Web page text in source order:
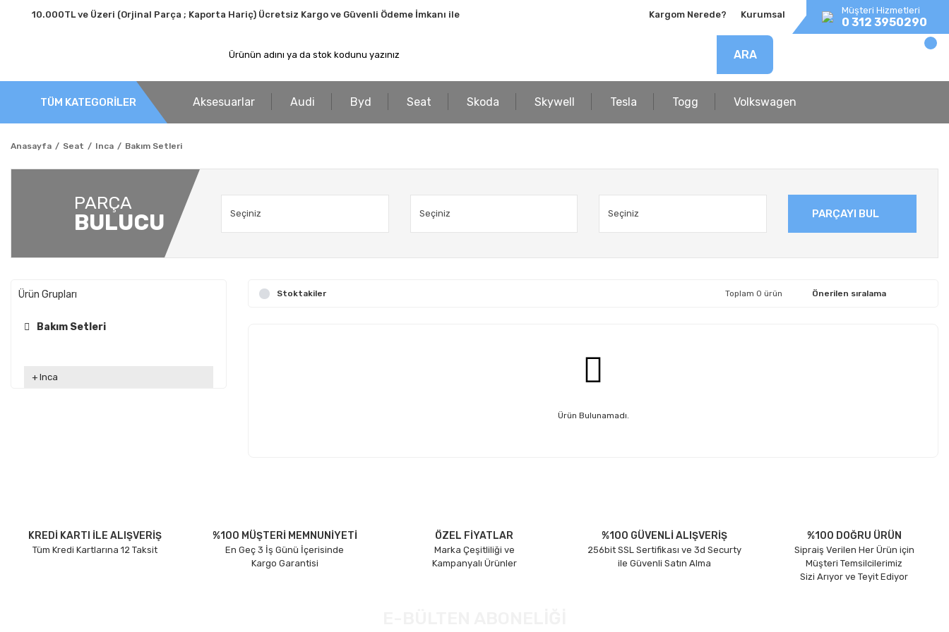
10.000TL ve Üzeri (Orjinal Parça ; Kaporta Hariç) Ücretsiz Kargo ve Güvenli Ödeme İmkanı ile Kargom Nerede? Kurumsal Müşteri Hizmetleri
0 312 3950290
ARA
TÜM KATEGORİLER Aksesuarlar Audi Byd Seat Skoda Skywell Tesla Togg Volkswagen
Anasayfa Seat Inca Bakım Setleri
PARÇA
BULUCU PARÇAYI BUL
Ürün Grupları
Bakım Setleri
Inca
Stoktakiler Toplam 0 ürün
Ürün Bulunamadı.
KREDİ KARTI İLE ALIŞVERİŞ
Tüm Kredi Kartlarına 12 Taksit
%100 MÜŞTERİ MEMNUNİYETİ
En Geç 3 İş Günü İçerisinde
Kargo Garantisi
ÖZEL FİYATLAR
Marka Çeşitliliği ve
Kampanyalı Ürünler
%100 GÜVENLİ ALIŞVERİŞ
256bit SSL Sertifikası ve 3d Securty
ile Güvenli Satın Alma
%100 DOĞRU ÜRÜN
Sipraiş Verilen Her Ürün için
Müşteri Temsilcilerimiz
Sizi Arıyor ve Teyit Ediyor